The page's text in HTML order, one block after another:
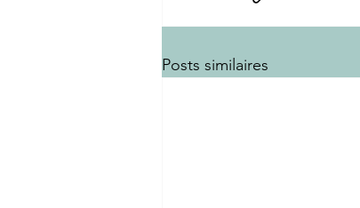
Posts similaires